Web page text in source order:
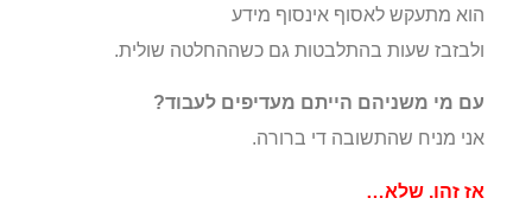
הוא מתעקש לאסוף אינסוף מידע
ולבזבז שעות בהתלבטות גם כשההחלטה שולית.
עם מי משניהם הייתם מעדיפים לעבוד?
אני מניח שהתשובה די ברורה.
אז זהו. שלא…